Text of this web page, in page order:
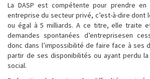
La DASP est compétente pour prendre
entreprise du secteur privé, c’est-à-dire dont
ou égal à 5 milliards. A ce titre, elle traite
demandes spontanées d’entreprisesen
donc dans l’impossibilité de faire face à ses
partir de ses disponibilités ou ayant perdu
social.